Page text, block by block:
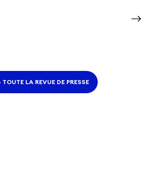
LA REVUE DE PRESSE